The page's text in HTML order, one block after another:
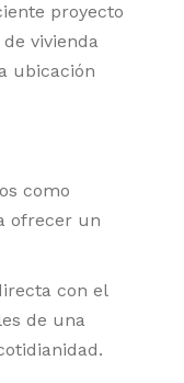
proyecto
vivienda
ubicación
como
ofrecer un
con el
de una